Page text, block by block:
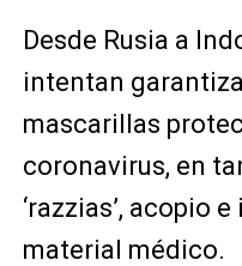
Desde Rusia a
intentan
mascarillas
coronavirus, en
‘razzias’, acopio
material médico.